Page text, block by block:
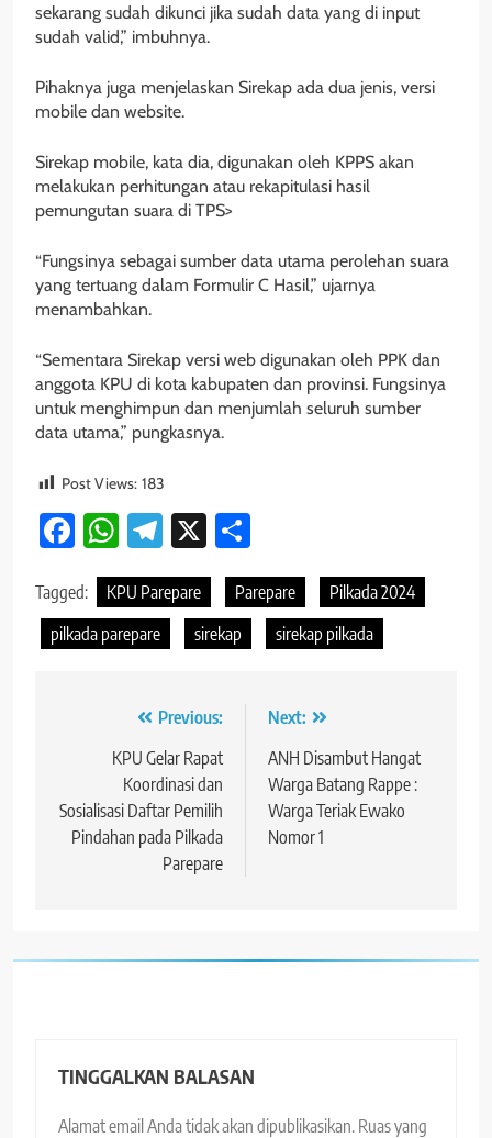
sekarang sudah dikunci jika sudah data yang di input
sudah valid,” imbuhnya.
Pihaknya juga menjelaskan Sirekap ada dua jenis, versi
mobile dan website.
Sirekap mobile, kata dia, digunakan oleh KPPS akan
melakukan perhitungan atau rekapitulasi hasil
pemungutan suara di TPS>
“Fungsinya sebagai sumber data utama perolehan suara
yang tertuang dalam Formulir C Hasil,” ujarnya
menambahkan.
“Sementara Sirekap versi web digunakan oleh PPK dan
anggota KPU di kota kabupaten dan provinsi. Fungsinya
untuk menghimpun dan menjumlah seluruh sumber
data utama,” pungkasnya.
Post Views: 183
Facebook
WhatsApp
Telegram
X
Tagged: KPU Parepare Parepare
Pilkada 2024
pilkada parepare
sirekap sirekap pilkada
Navigasi Previous:
KPU Gelar Rapat
Koordinasi dan
Sosialisasi Daftar Pemilih
Pindahan pada Pilkada
Parepare
Next:
ANH Disambut Hangat
Warga Batang Rappe :
Warga Teriak Ewako
Nomor 1
TINGGALKAN BALASAN
Alamat email Anda tidak akan dipublikasikan. Ruas yang